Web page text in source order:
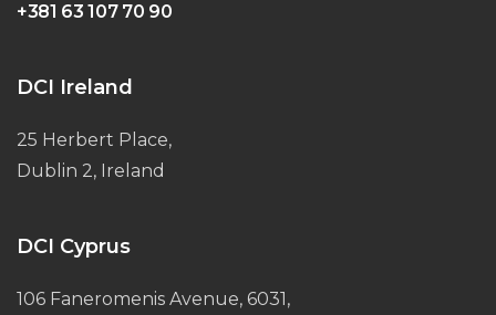
+381 63 107 70 90
DCI Ireland
25 Herbert Place,
Dublin 2, Ireland
DCI Cyprus
106 Faneromenis Avenue, 6031,